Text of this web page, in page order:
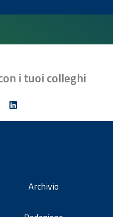
i tuoi colleghi
Archivio